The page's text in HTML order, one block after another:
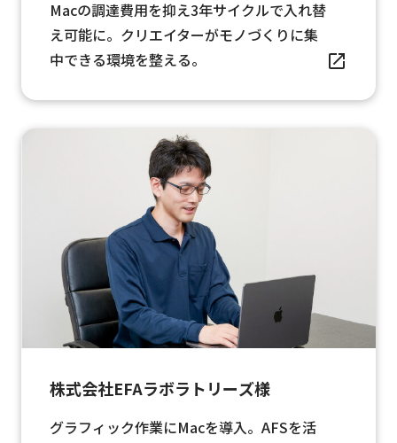
Macの調達費用を抑え3年サイクルで入れ替
え可能に。クリエイターがモノづくりに集
中できる環境を整える。
株式会社EFAラボラトリーズ様
グラフィック作業にMacを導入。AFSを活